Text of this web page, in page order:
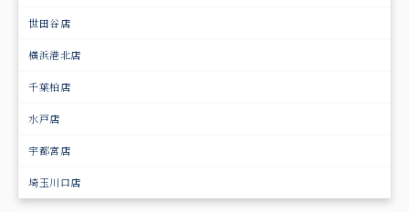
世田谷店
横浜港北店
千葉柏店
水戸店
宇都宮店
埼玉川口店